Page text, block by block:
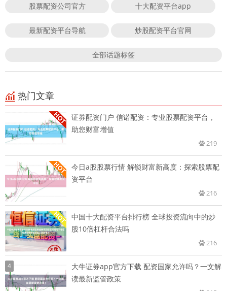
股票配资公司官方 十大配资平台app
最新配资平台导航 炒股配资平台官网
全部话题标签
热门文章
证券配资门户 信诺配资：专业股票配资平台，
助您财富增值
219
今日a股股票行情 解锁财富新高度：探索股票配
资平台
216
中国十大配资平台排行榜 全球投资流向中的炒
股10倍杠杆合法吗
216
4
大牛证券app官方下载 配资国家允许吗？一文解
读最新监管政策